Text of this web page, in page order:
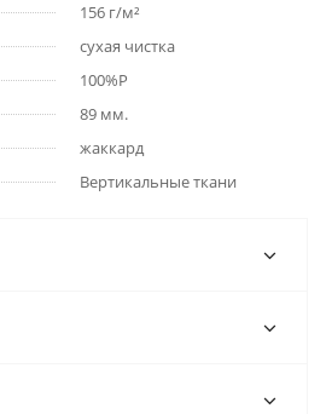
156 г/м²
сухая чистка
100%P
89 мм.
жаккард
Вертикальные ткани